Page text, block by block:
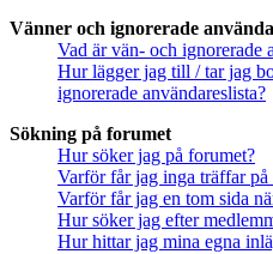
Vänner och ignorerade
Vad är vän- och ignorerade
Hur lägger jag till / tar jag
ignorerade användareslista?
Sökning på forumet
Hur söker jag på forumet?
Varför får jag inga träffar
Varför får jag en tom sida
Hur söker jag efter
Hur hittar jag mina egna